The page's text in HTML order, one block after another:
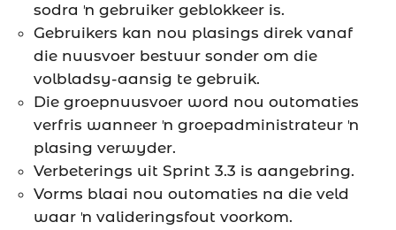
sodra ŉ gebruiker geblokkeer is.
Gebruikers kan nou plasings direk vanaf
die nuusvoer bestuur sonder om die
volbladsy-aansig te gebruik.
Die groepnuusvoer word nou outomaties
verfris wanneer ŉ groepadministrateur ŉ
plasing verwyder.
Verbeterings uit Sprint 3.3 is aangebring.
Vorms blaai nou outomaties na die veld
waar ŉ valideringsfout voorkom.